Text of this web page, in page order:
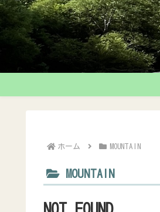
ホーム MOUNTAIN
MOUNTAIN
NOT FOUND